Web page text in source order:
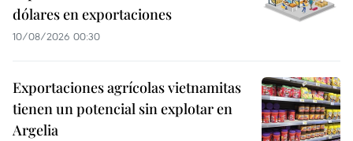
dólares en exportaciones
10/08/2026 00:30
Exportaciones agrícolas vietnamitas
tienen un potencial sin explotar en
Argelia